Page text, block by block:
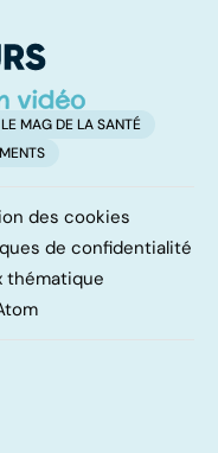
LE MAG DE LA SANTÉ
des cookies
de confidentialité
thématique